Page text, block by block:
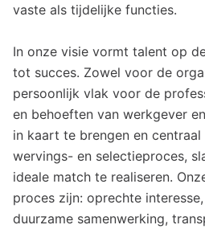
vaste als tijdelijke functies.
In onze visie vormt talent op
tot succes. Zowel voor de
persoonlijk vlak voor de
en behoeften van werkgever
in kaart te brengen en
wervings- en selectieproces,
ideale match te realiseren.
proces zijn: oprechte
duurzame samenwerking,